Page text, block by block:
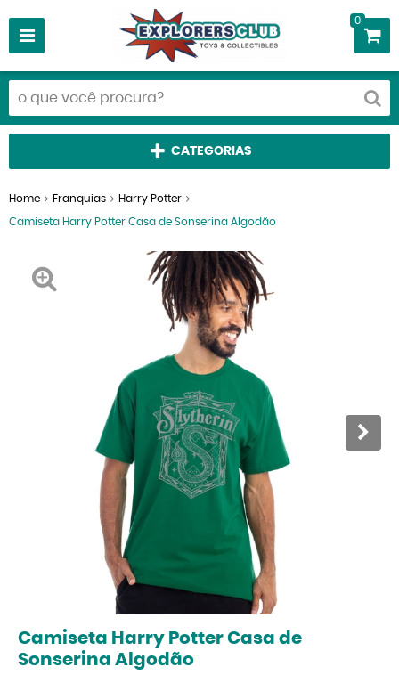
0
CATEGORIAS
Home Franquias Harry Potter
Camiseta Harry Potter Casa de Sonserina Algodão
Camiseta Harry Potter Casa de
Sonserina Algodão